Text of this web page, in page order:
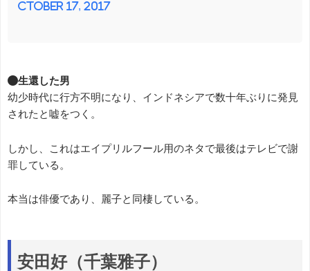
ctober 17, 2017
●生還した男
幼少時代に行方不明になり、インドネシアで数十年ぶりに発見
されたと嘘をつく。
しかし、これはエイプリルフール用のネタで最後はテレビで謝
罪している。
本当は俳優であり、麗子と同棲している。
安田好（千葉雅子）